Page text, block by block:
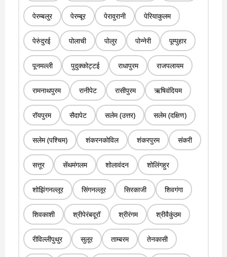
पेरम्बलुर पेरम्बूर पेरावुरानी पेरियाकुलम
पेरुंदुरई पोलाची पोलुर पोन्नेरी पूम्पुहार
पूनमल्ली पुदुक्कोट्टई राधापुरम राजपलायम
रामनाथपुरम रानीपेट रासीपुरम ऋषिवंदियम
रॉयपुरम सैदापेट सलेम (उत्तर) सलेम (दक्षिण)
सलेम (पश्चिम) शंकरनकोविल शंकरपुरम संकरी
सत्तूर सेंथमंगलम शोलावंदन शोलिंगहुर
शोझिंगनल्लूर सिंगनल्लूर सिरकाजी शिवगंगा
शिवकाशी श्रीपेरंबदूरॉ श्रीरंगम श्रीवैकुंठम
रीविल्लीपुथुर सुलूर ताम्बरम तेनकासी